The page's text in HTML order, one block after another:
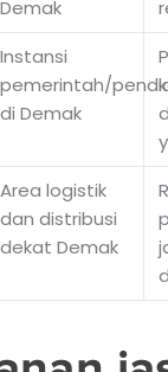
Demak
Instansi
pemerintah/
di Demak
Area logistik
dan distribusi
dekat Demak